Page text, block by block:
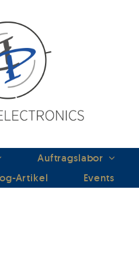
Auftragslabor
Artikel
Events